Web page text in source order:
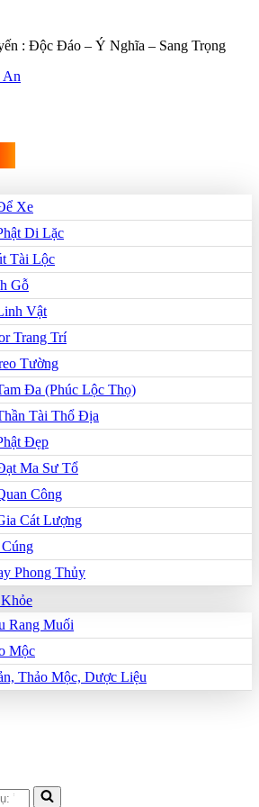
: Độc Đáo – Ý Nghĩa – Sang Trọng
Xe
Di Lặc
Tài Lộc
Gỗ
Vật
Trang Trí
Tường
Đa (Phúc Lộc Thọ)
Tài Thổ Địa
Đẹp
Ma Sư Tổ
Công
Cát Lượng
Phong Thủy
Rang Muối
Mộc
Thảo Mộc, Dược Liệu